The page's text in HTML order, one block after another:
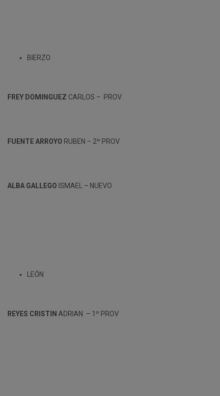
BIERZO
FREY DOMINGUEZ CARLOS – PROV
FUENTE ARROYO RUBEN – 2º PROV
ALBA GALLEGO ISMAEL – NUEVO
LEÓN
REYES CRISTIN ADRIAN – 1º PROV